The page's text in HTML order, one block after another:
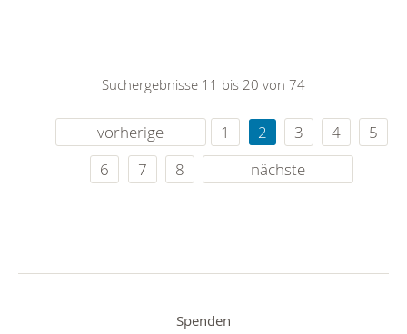
Suchergebnisse 11 bis 20 von 74
vorherige 1 2 3 4
5
6
7 8 nächste
Spenden